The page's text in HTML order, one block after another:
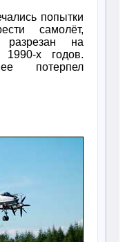
попытки
самолёт,
на
х годов.
потерпел